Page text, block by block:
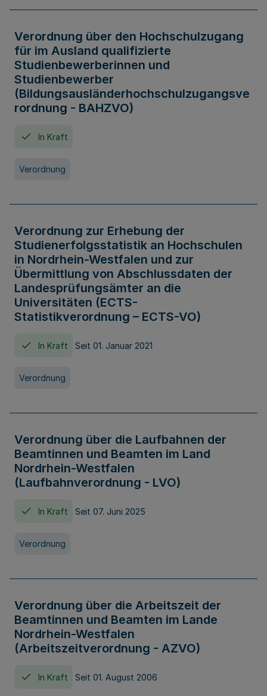
Verordnung über den Hochschulzugang
für im Ausland qualifizierte
Studienbewerberinnen und
Studienbewerber
(Bildungsausländerhochschulzugangsve
rordnung - BAHZVO)
In Kraft
Verordnung
Verordnung zur Erhebung der
Studienerfolgsstatistik an Hochschulen
in Nordrhein-Westfalen und zur
Übermittlung von Abschlussdaten der
Landesprüfungsämter an die
Universitäten (ECTS-
Statistikverordnung – ECTS-VO)
In Kraft Seit 01. Januar 2021
Verordnung
Verordnung über die Laufbahnen der
Beamtinnen und Beamten im Land
Nordrhein-Westfalen
(Laufbahnverordnung - LVO)
In Kraft Seit 07. Juni 2025
Verordnung
Verordnung über die Arbeitszeit der
Beamtinnen und Beamten im Lande
Nordrhein-Westfalen
(Arbeitszeitverordnung - AZVO)
In Kraft Seit 01. August 2006